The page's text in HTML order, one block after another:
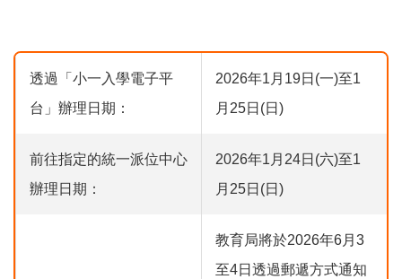
透過「小一入學電子平
台」辦理日期：
2026年1月19日(一)至1
月25日(日)
前往指定的統一派位中心
辦理日期：
2026年1月24日(六)至1
月25日(日)
教育局將於2026年6月3
至4日透過郵遞方式通知